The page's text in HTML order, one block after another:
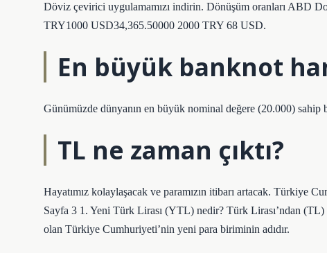
Döviz çevirici uygulamamızı indirin. Dönüşüm oranları ABD
TRY1000 USD34,365.50000 2000 TRY 68 USD.
En büyük banknot
Günümüzde dünyanın en büyük nominal değere (20.000) sahip
TL ne zaman çıktı?
Hayatımız kolaylaşacak ve paramızın itibarı artacak. Türkiye
Sayfa 3 1. Yeni Türk Lirası (YTL) nedir? Türk Lirası’ndan (TL)
olan Türkiye Cumhuriyeti’nin yeni para biriminin adıdır.